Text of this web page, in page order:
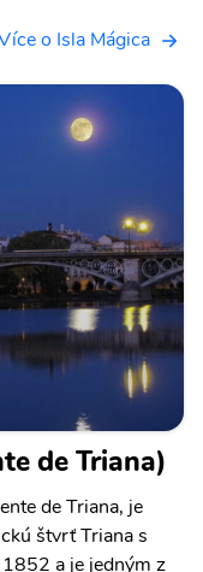
o Isla Mágica
de Triana)
de Triana, je
štvrť Triana s
a je jedným z